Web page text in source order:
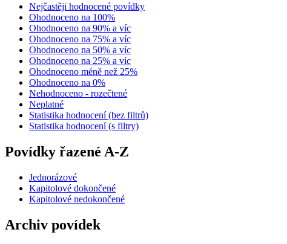
Nejčastěji hodnocené povídky
Ohodnoceno na 100%
Ohodnoceno na 90% a víc
Ohodnoceno na 75% a víc
Ohodnoceno na 50% a víc
Ohodnoceno na 25% a víc
Ohodnoceno méně než 25%
Ohodnoceno na 0%
Nehodnoceno - rozečtené
Neplatné
Statistika hodnocení (bez filtrů)
Statistika hodnocení (s filtry)
Povídky řazené A-Z
Jednorázové
Kapitolové dokončené
Kapitolové nedokončené
Archiv povídek